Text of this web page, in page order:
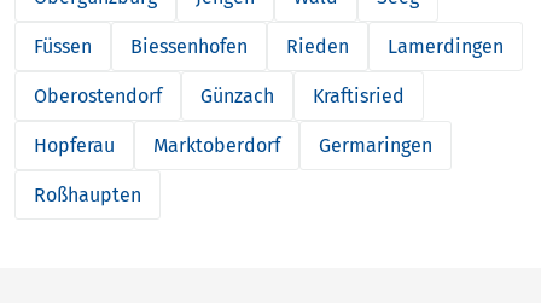
Füssen Biessenhofen Rieden Lamerdingen
Oberostendorf Günzach Kraftisried
Hopferau Marktoberdorf Germaringen
Roßhaupten